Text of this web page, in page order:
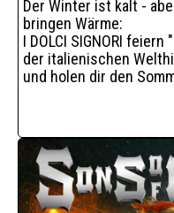
Der Winter ist kalt -
bringen Wärme:
I DOLCI SIGNORI
der italienischen
und holen dir den